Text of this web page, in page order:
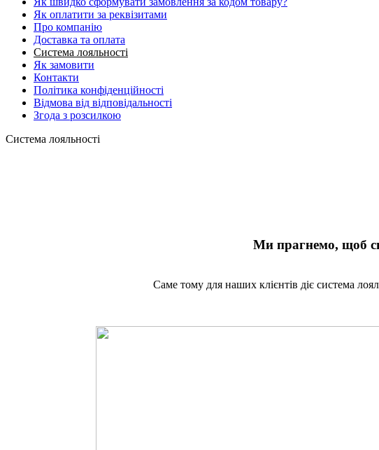
Як оплатити за реквізитами
Про компанію
Доставка та оплата
Система лояльності
Як замовити
Контакти
Політика конфіденційності
Відмова від відповідальності
Згода з розсилкою
Система лояльності
Ми прагнемо, щоб
Саме тому для наших клієнтів діє система